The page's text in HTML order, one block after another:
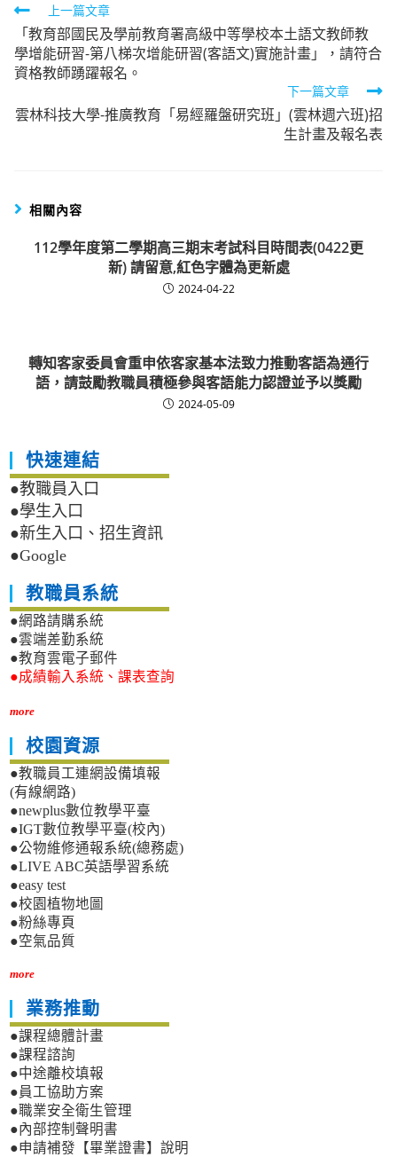
Read
more
articles
上一篇文章
「教育部國民及學前教育署高級中等學校本土語文教師教
學增能研習-第八梯次增能研習(客語文)實施計畫」，請符合
資格教師踴躍報名。
下一篇文章
雲林科技大學-推廣教育「易經羅盤研究班」(雲林週六班)招
生計畫及報名表
相關內容
112學年度第二學期高三期末考試科目時間表(0422更
新) 請留意,紅色字體為更新處
2024-04-22
轉知客家委員會重申依客家基本法致力推動客語為通行
語，請鼓勵教職員積極參與客語能力認證並予以獎勵
2024-05-09
快速連結
●教職員入口
●學生入口
●新生入口、招生資訊
●Google
教職員系統
●網路請購系統
●雲端差勤系統
●教育雲電子郵件
●成績輸入系統、課表查詢
more
校園資源
●教職員工連網設備填報
(有線網路)
●newplus數位教學平臺
●IGT數位教學平臺(校內)
●公物維修通報系統(總務處)
●LIVE ABC英語學習系統
●easy test
●校園植物地圖
●粉絲專頁
●空氣品質
more
業務推動
●課程總體計畫
●課程諮詢
●中途離校填報
●員工協助方案
●職業安全衛生管理
●內部控制聲明書
●申請補發【畢業證書】說明